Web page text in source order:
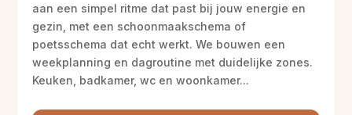
aan een simpel ritme dat past bij jouw energie en
gezin, met een schoonmaakschema of
poetsschema dat echt werkt. We bouwen een
weekplanning en dagroutine met duidelijke zones.
Keuken, badkamer, wc en woonkamer...